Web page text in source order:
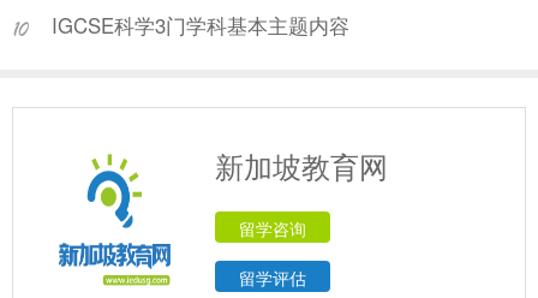
IGCSE科学3门学科基本主题内容
新加坡教育网
留学咨询
留学评估